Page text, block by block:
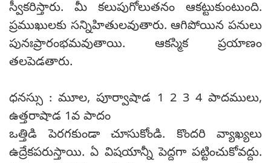
స్వీకరిస్తారు. మీ కలుపుగోలుతనం ఆకట్టుకుంటుంది.
ప్రముఖులకు సన్నిహితులవుతారు. ఆగిపోయిన పనులు
పునఃప్రారంభమవుతాయి. ఆకస్మిక ప్రయాణం
తలపెడతారు.
ధనస్సు : మూల, పూర్వాషాడ 1 2 3 4 పాదములు,
ఉత్తరాషాడ 1వ పాదం
ఒత్తిడి పెరగకుండా చూసుకోండి. కొందరి వ్యాఖ్యలు
ఉద్రేకపరుస్తాయి. ఏ విషయాన్నీ పెద్దగా పట్టించుకోవద్దు.